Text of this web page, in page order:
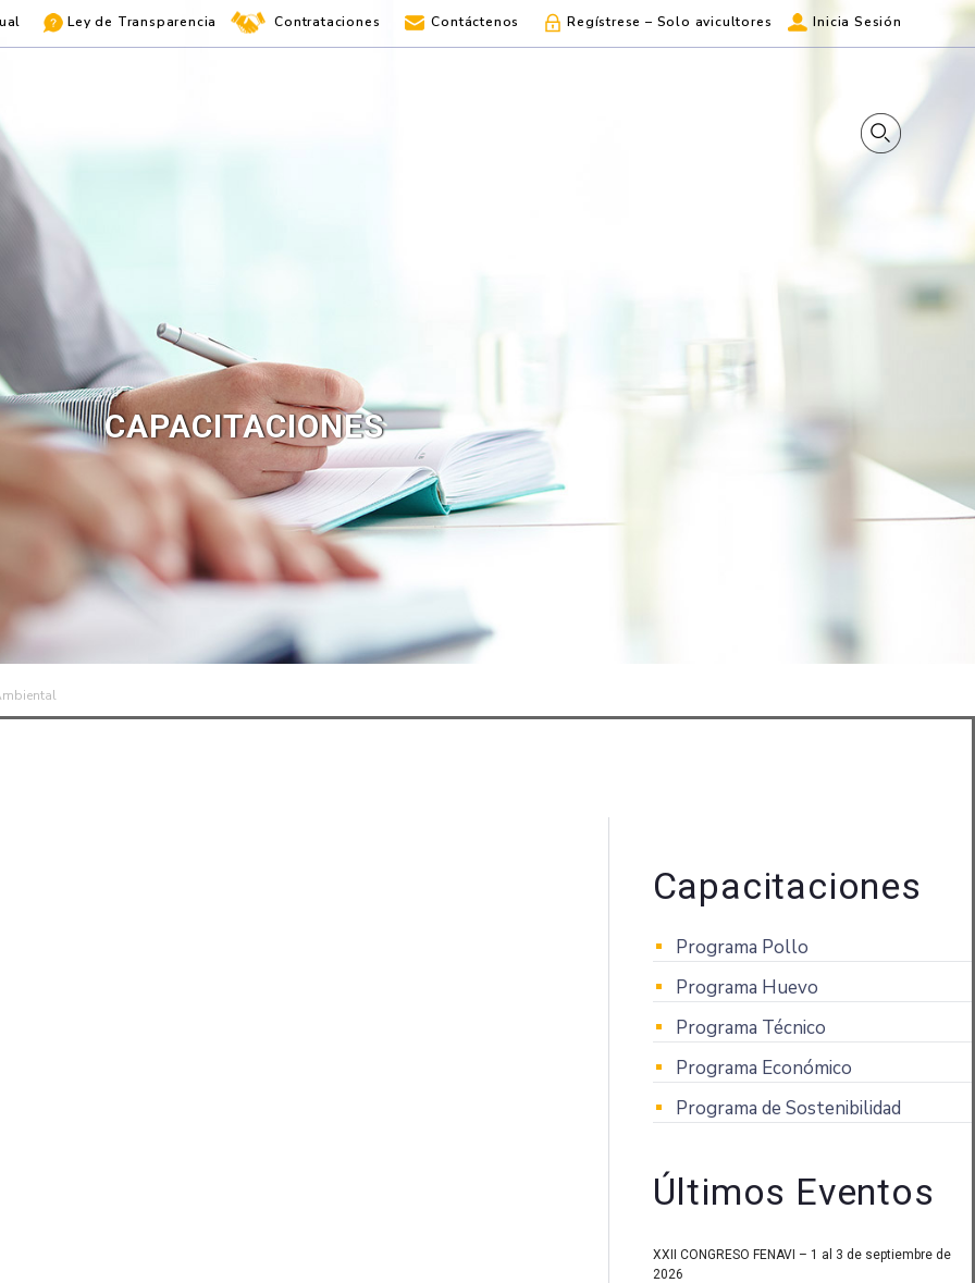
CAPACITACIONES
Ley de Transparencia Contrataciones Contáctenos Regístrese – Solo avicultores Inicia Sesión
Capacitaciones
Programa Pollo
Programa Huevo
Programa Técnico
Programa Económico
Programa de Sostenibilidad
Últimos Eventos
XXII CONGRESO FENAVI – 1 al 3 de septiembre de
2026